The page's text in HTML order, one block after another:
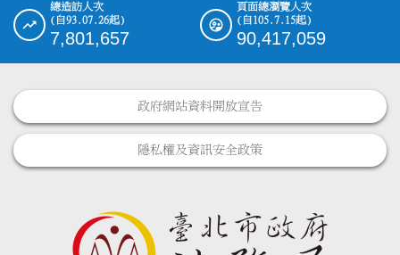
總造訪人次
(自93.07.26起)
7,801,657
頁面總瀏覽人次
(自105.7.15起)
90,417,059
政府網站資料開放宣告
隱私權及資訊安全政策